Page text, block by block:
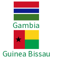
Imagem
Gambia
Imagem
Guinea Bissau